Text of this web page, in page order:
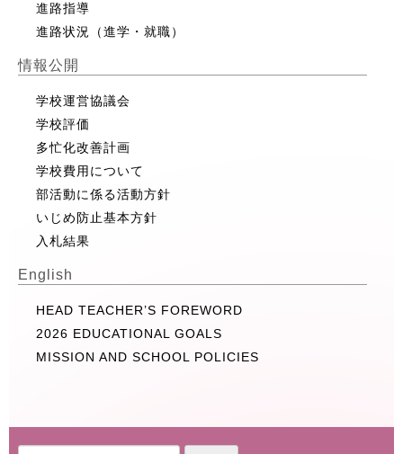
進路指導
進路状況（進学・就職）
情報公開
学校運営協議会
学校評価
多忙化改善計画
学校費用について
部活動に係る活動方針
いじめ防止基本方針
入札結果
English
HEAD TEACHER’S FOREWORD
2026 EDUCATIONAL GOALS
MISSION AND SCHOOL POLICIES